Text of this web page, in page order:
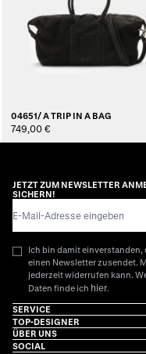
04651/ A TRIP IN A BAG
749,00 €
JETZT ZUM NEWSLETTER
SICHERN!
Ich bin damit einverstanden,
einen Newsletter zusendet.
jederzeit widerrufen kann.
Daten finde ich hier.
SERVICE
TOP-DESIGNER
ÜBER UNS
SOCIAL